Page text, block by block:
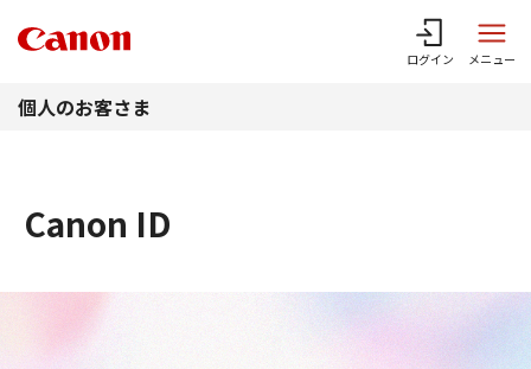
ログイン メニュー
個人のお客さま
Canon ID